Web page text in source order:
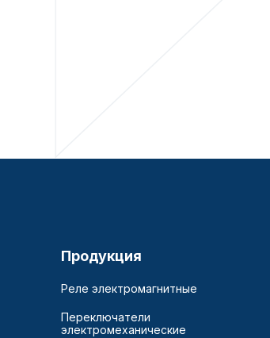
Продукция
Реле электромагнитные
Переключатели
электромеханические